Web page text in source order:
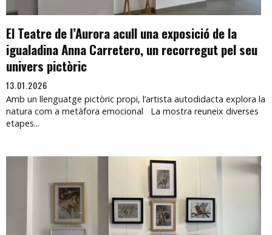
El Teatre de l’Aurora acull una exposició de la
igualadina Anna Carretero, un recorregut pel seu
univers pictòric
13.01.2026
Amb un llenguatge pictòric propi, l’artista autodidacta explora la
natura com a metàfora emocional La mostra reuneix diverses
etapes...